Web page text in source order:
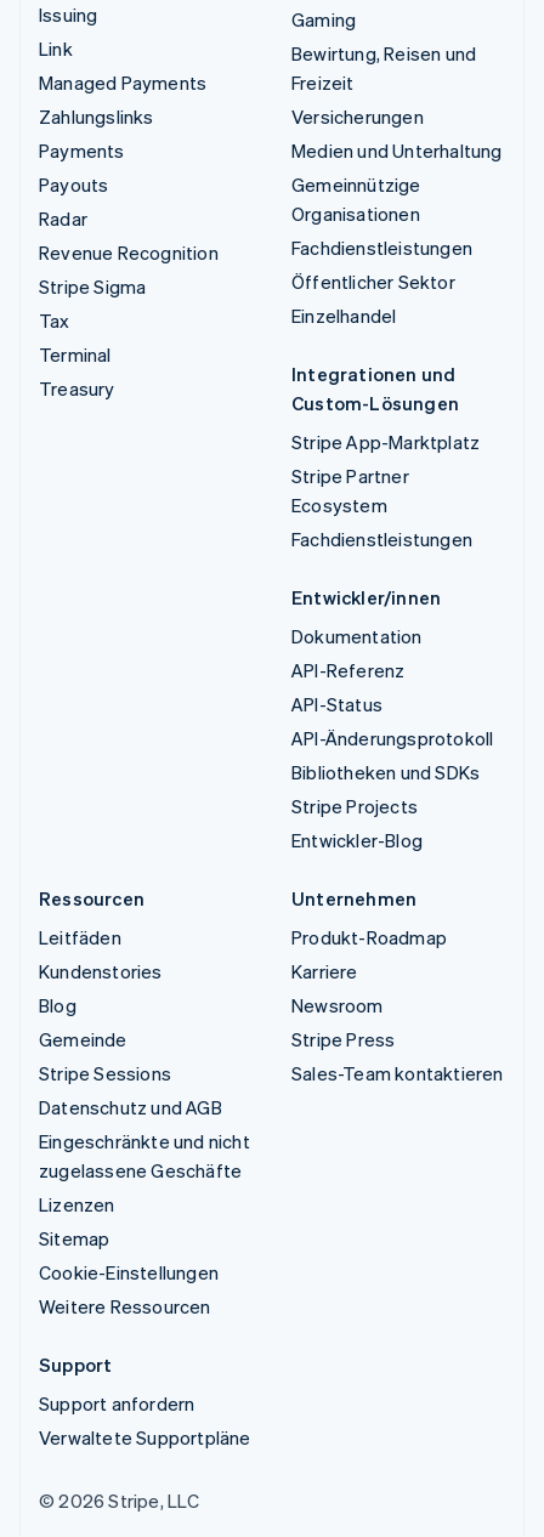
Issuing
Link
Managed Payments
Zahlungslinks
Payments
Payouts
Radar
Revenue Recognition
Stripe Sigma
Tax
Terminal
Treasury
Gaming
Bewirtung, Reisen und
Freizeit
Versicherungen
Medien und Unterhaltung
Gemeinnützige
Organisationen
Fachdienstleistungen
Öffentlicher Sektor
Einzelhandel
Integrationen und
Custom-Lösungen
Stripe App-Marktplatz
Stripe Partner
Ecosystem
Fachdienstleistungen
Entwickler/innen
Dokumentation
API-Referenz
API-Status
API-Änderungsprotokoll
Bibliotheken und SDKs
Stripe Projects
Entwickler-Blog
Ressourcen
Leitfäden
Kundenstories
Blog
Gemeinde
Stripe Sessions
Datenschutz und AGB
Eingeschränkte und nicht
zugelassene Geschäfte
Lizenzen
Sitemap
Cookie-Einstellungen
Weitere Ressourcen
Unternehmen
Produkt-Roadmap
Karriere
Newsroom
Stripe Press
Sales-Team kontaktieren
Support
Support anfordern
Verwaltete Supportpläne
© 2026 Stripe, LLC